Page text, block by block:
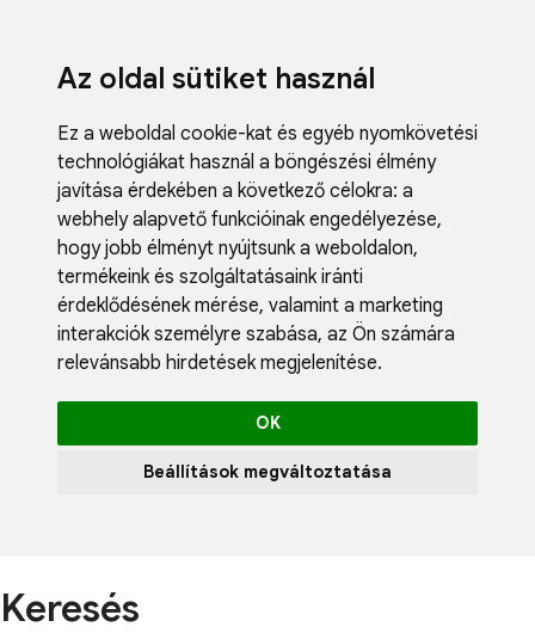
Az oldal sütiket használ
Ez a weboldal cookie-kat és egyéb nyomkövetési
technológiákat használ a böngészési élmény
javítása érdekében a következő célokra: a
webhely alapvető funkcióinak engedélyezése,
hogy jobb élményt nyújtsunk a weboldalon,
termékeink és szolgáltatásaink iránti
érdeklődésének mérése, valamint a marketing
interakciók személyre szabása, az Ön számára
relevánsabb hirdetések megjelenítése.
OK
Beállítások megváltoztatása
Blog
Keresés